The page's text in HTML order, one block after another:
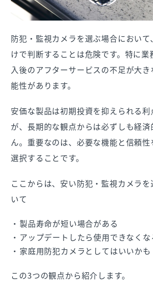
防犯・監視カメラを選ぶ場合におい
けで判断することは危険です。特に
入後のアフターサービスの不足が大
能性があります。
安価な製品は初期投資を抑えられる
が、長期的な観点からは必ずしも経
ん。重要なのは、必要な機能と信頼
選択することです。
ここからは、安い防犯・監視カメラ
いて
製品寿命が短い場合がある
アップデートしたら使用できなくな
家庭用防犯カメラとしてはいいかも
この3つの観点から紹介します。